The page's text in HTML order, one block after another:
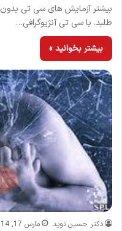
بیشتر آزمایش های سی تی
طلبد. با سی تی آنژیوگرافی…
بیشتر بخوانید »
دکتر حسین نوید مارس 17, 2014